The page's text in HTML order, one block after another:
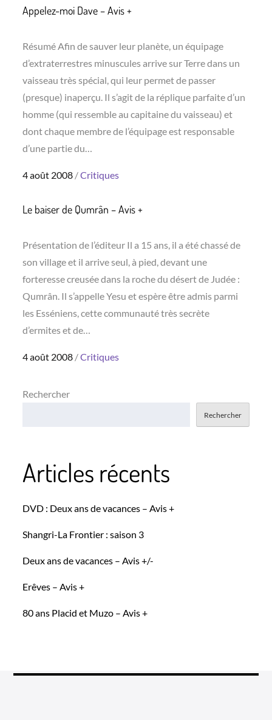
Appelez-moi Dave – Avis +
Résumé Afin de sauver leur planète, un équipage
d’extraterrestres minuscules arrive sur Terre dans un
vaisseau très spécial, qui leur permet de passer
(presque) inaperçu. Il s’agit de la réplique parfaite d’un
homme (qui ressemble au capitaine du vaisseau) et
dont chaque membre de l’équipage est responsable
d’une partie du…
Posted
4 août 2008 Critiques
Le baiser de Qumrân – Avis +
Présentation de l’éditeur Il a 15 ans, il a été chassé de
son village et il arrive seul, à pied, devant une
forteresse creusée dans la roche du désert de Judée :
Qumrân. Il s’appelle Yesu et espère être admis parmi
les Esséniens, cette communauté très secrète
d’ermites et de…
Posted
4 août 2008 Critiques
Rechercher
Rechercher
Articles récents
DVD : Deux ans de vacances – Avis +
Shangri-La Frontier : saison 3
Deux ans de vacances – Avis +/-
Erêves – Avis +
80 ans Placid et Muzo – Avis +